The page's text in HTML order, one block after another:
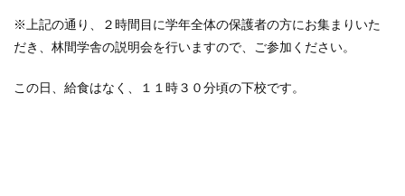
※上記の通り、２時間目に学年全体の保護者の方にお集まりいた
だき、林間学舎の説明会を行いますので、ご参加ください。
この日、給食はなく、１１時３０分頃の下校です。